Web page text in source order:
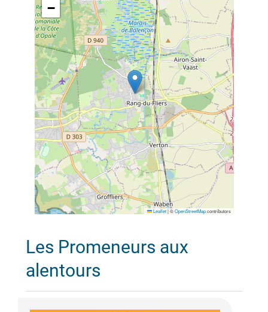
−
Leaflet|©OpenStreetMapcontributors
Les Promeneurs aux
alentours